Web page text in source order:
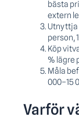
bästa
extern
Utnyttja
person,
Köp
% lägre
Måla
000–15
Varför